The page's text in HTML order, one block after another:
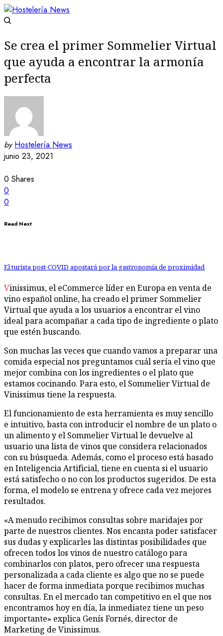
Se crea el primer Sommelier Virtual
que ayuda a encontrar la armonía
perfecta
by Hostelería News
junio 23, 2021
0 Shares
0
0
Read Next
El turista post-COVID apostará por la gastronomía de proximidad
Vinissimus, el eCommerce líder en Europa en venta de
vino español online, ha creado el primer Sommelier
Virtual que ayuda a los usuarios a encontrar el vino
ideal para acompañar a cada tipo de ingrediente o plato
que estén buscando.
Son muchas las veces que cuando vamos a preparar una
comida especial nos preguntamos cuál sería el vino que
mejor combina con los ingredientes o el plato que
estamos cocinando. Para esto, el Sommelier Virtual de
Vinissimus tiene la respuesta.
El funcionamiento de esta herramienta es muy sencillo
e intuitivo, basta con introducir el nombre de un plato o
un alimento y el Sommelier Virtual le devuelve al
usuario una lista de vinos que considera relacionados
con su búsqueda. Además, como el proceso está basado
en Inteligencia Artificial, tiene en cuenta si el usuario
está satisfecho o no con los productos sugeridos. De esta
forma, el modelo se entrena y ofrece cada vez mejores
resultados.
«A menudo recibimos consultas sobre maridajes por
parte de nuestros clientes. Nos encanta poder satisfacer
sus dudas y explicarles las distintas posibilidades que
ofrecen todos los vinos de nuestro catálogo para
combinarlos con platos, pero ofrecer una respuesta
personalizada a cada cliente es algo que no se puede
hacer de forma inmediata porque recibimos muchas
consultas. En el mercado tan competitivo en el que nos
encontramos hoy en día, la inmediatez tiene un peso
importante» explica Genís Fornés, director de
Marketing de Vinissimus.